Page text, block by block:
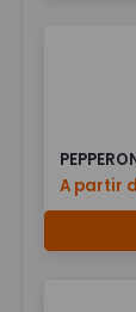
A partir